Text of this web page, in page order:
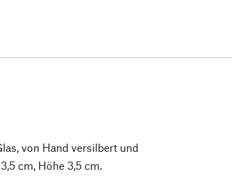
von Hand versilbert und
cm, Höhe 3,5 cm.